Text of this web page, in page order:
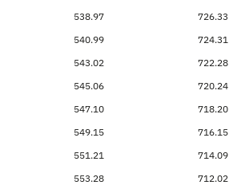
538.97 726.33
540.99 724.31
543.02 722.28
545.06 720.24
547.10 718.20
549.15 716.15
551.21 714.09
553.28 712.02